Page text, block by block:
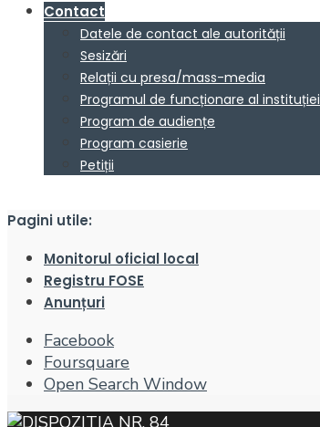
Contact
Datele de contact ale autorității
Sesizări
Relații cu presa/mass-media
Programul de funcționare al instituției
Program de audiențe
Program casierie
Petiții
Pagini utile:
Monitorul oficial local
Registru FOSE
Anunțuri
Facebook
Foursquare
Open Search Window